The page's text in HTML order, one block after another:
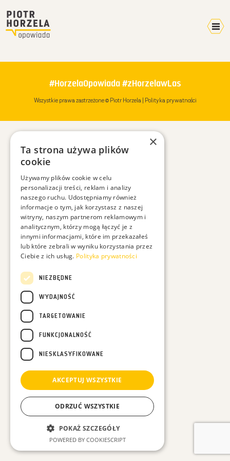
#HorzelaOpowiada #zHorzelawLas
Wszystkie prawa zastrzeżone © Piotr Horzela | Polityka prywatności
Kalendarz 2026
Home
Video
Terminarz
Mikroblog
Plany
W mediach
O mnie
Kontakt
Podając swój adres e-mail wyrażasz zgodę na otrzymywanie ode mnie maili dotyczących
marketingowych dotyczących sprzedaży moich produktów np. kalendarzy - Całą politykę
×
Ta strona używa plików
cookie
Używamy plików cookie w celu
personalizacji treści, reklam i analizy
naszego ruchu. Udostępniamy również
informacje o tym, jak korzystasz z naszej
witryny, naszym partnerom reklamowym i
analitycznym, którzy mogą łączyć je z
innymi informacjami, które im przekazałeś
lub które zebrali w wyniku korzystania przez
Ciebie z ich usług. Polityka prywatności
NIEZBĘDNE
WYDAJNOŚĆ
TARGETOWANIE
FUNKCJONALNOŚĆ
NIESKLASYFIKOWANE
AKCEPTUJ WSZYSTKIE
ODRZUĆ WSZYSTKIE
POKAŻ SZCZEGÓŁY
POWERED BY COOKIESCRIPT